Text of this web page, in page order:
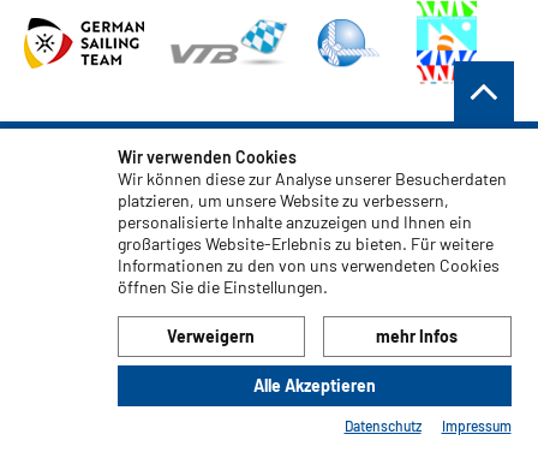
AGB
Datenschutz
Haftungsauschluss
Impressum
Code of Conduct
© 2026 LIROS GmbH
Wir verwenden Cookies
Wir können diese zur Analyse unserer Besucherdaten
platzieren, um unsere Website zu verbessern,
personalisierte Inhalte anzuzeigen und Ihnen ein
großartiges Website-Erlebnis zu bieten. Für weitere
Informationen zu den von uns verwendeten Cookies
öffnen Sie die Einstellungen.
Verweigern
Alle Akzeptieren
mehr Infos
Datenschutz Impressum